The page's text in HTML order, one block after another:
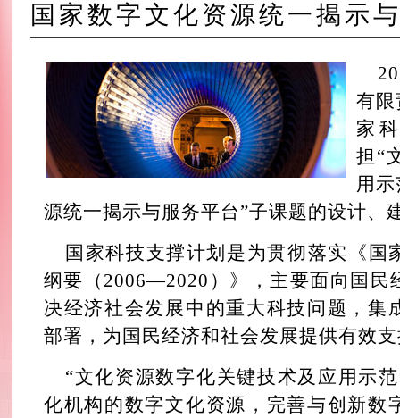
国家数字文化资源统一揭示
有限
家
担“
用
源统一揭示与服务平台”子课题的设计、
国家科技支撑计划是为贯彻落实《国
纲要（2006—2020）》，主要面向国民
决经济社会发展中的重大科技问题，集
部署，为国民经济和社会发展提供有效
“文化资源数字化关键技术及应用示
化机构的数字文化资源，完善与创新数